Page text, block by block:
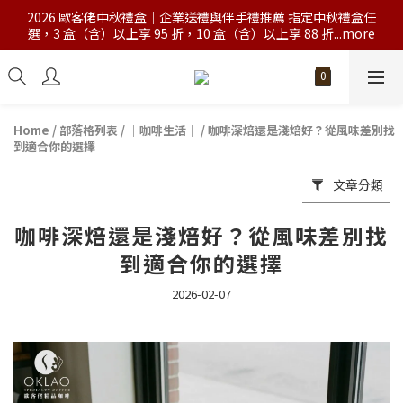
2026 歐客佬中秋禮盒｜企業送禮與伴手禮推薦 指定中秋禮盒任
選，3 盒（含）以上享 95 折，10 盒（含）以上享 88 折...more
Home / 部落格列表 / ｜咖啡生活｜ /咖啡深焙還是淺焙好？從風味差別找
到適合你的選擇
文章分類
咖啡深焙還是淺焙好？從風味差別找
到適合你的選擇
2026-02-07